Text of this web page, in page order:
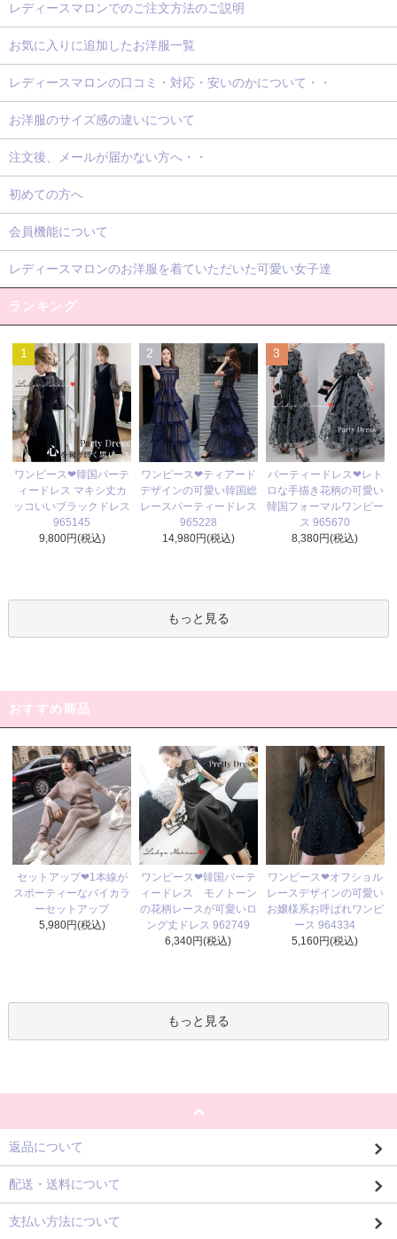
レディースマロンでのご注文方法のご説明
お気に入りに追加したお洋服一覧
レディースマロンの口コミ・対応・安いのかについて・・
お洋服のサイズ感の違いについて
注文後、メールが届かない方へ・・
初めての方へ
会員機能について
レディースマロンのお洋服を着ていただいた可愛い女子達
ランキング
1
ワンピース❤韓国パーテ
ィードレス マキシ丈カ
ッコいいブラックドレス
965145
9,800円(税込)
2
ワンピース❤ティアード
デザインの可愛い韓国総
レースパーティードレス
965228
14,980円(税込)
3
パーティードレス❤レト
ロな手描き花柄の可愛い
韓国フォーマルワンピー
ス 965670
8,380円(税込)
もっと見る
おすすめ商品
セットアップ❤1本線が
スポーティーなバイカラ
ーセットアップ
5,980円(税込)
ワンピース❤韓国パーテ
ィードレス モノトーン
の花柄レースが可愛いロ
ング丈ドレス 962749
6,340円(税込)
ワンピース❤オフショル
レースデザインの可愛い
お嬢様系お呼ばれワンピ
ース 964334
5,160円(税込)
もっと見る
返品について
配送・送料について
支払い方法について